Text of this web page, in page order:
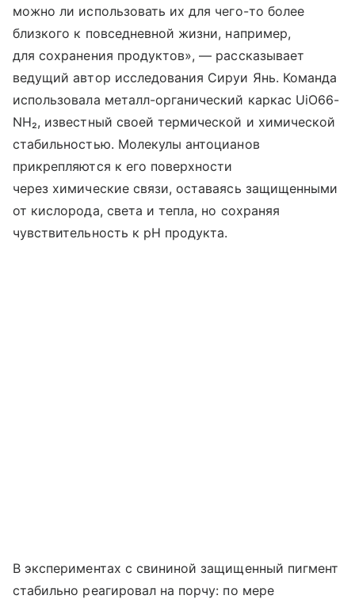
можно ли использовать их для чего-то более
близкого к повседневной жизни, например,
для сохранения продуктов», — рассказывает
ведущий автор исследования Сируи Янь. Команда
использовала металл-органический каркас UiO66-
NH₂, известный своей термической и химической
стабильностью. Молекулы антоцианов
прикрепляются к его поверхности
через химические связи, оставаясь защищенными
от кислорода, света и тепла, но сохраняя
чувствительность к pH продукта.
В экспериментах с свининой защищенный пигмент
стабильно реагировал на порчу: по мере